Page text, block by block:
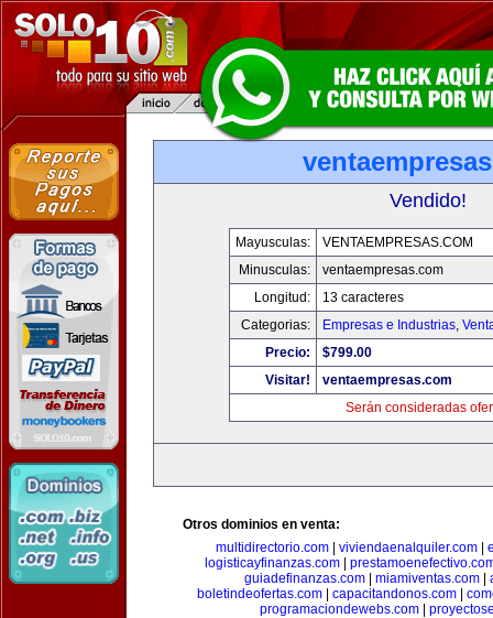
Vendido!
Mayusculas:
VENTAEMPRESAS.COM
Minusculas:
ventaempresas.com
Longitud:
13 caracteres
Categorias:
Empresas e Industrias,
Precio:
$799.00
Visitar!
ventaempresas.com
Serán consideradas
Otros dominios en venta:
multidirectorio.com| viviendaenalquiler.com|
logisticayfinanzas.com|
guiadefinanzas.com
miamiventas.com
boletindeofertas.com| capacitandonos.com|
programaciondewebs.com|